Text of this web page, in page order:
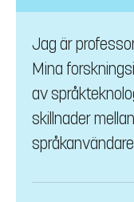
Jag är
Mina
av
skillnader